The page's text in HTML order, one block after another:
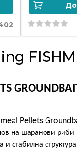
Pellets
на шаранови риби
и стабилна